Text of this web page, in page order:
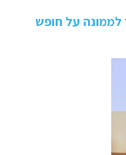
לממונה על חופש